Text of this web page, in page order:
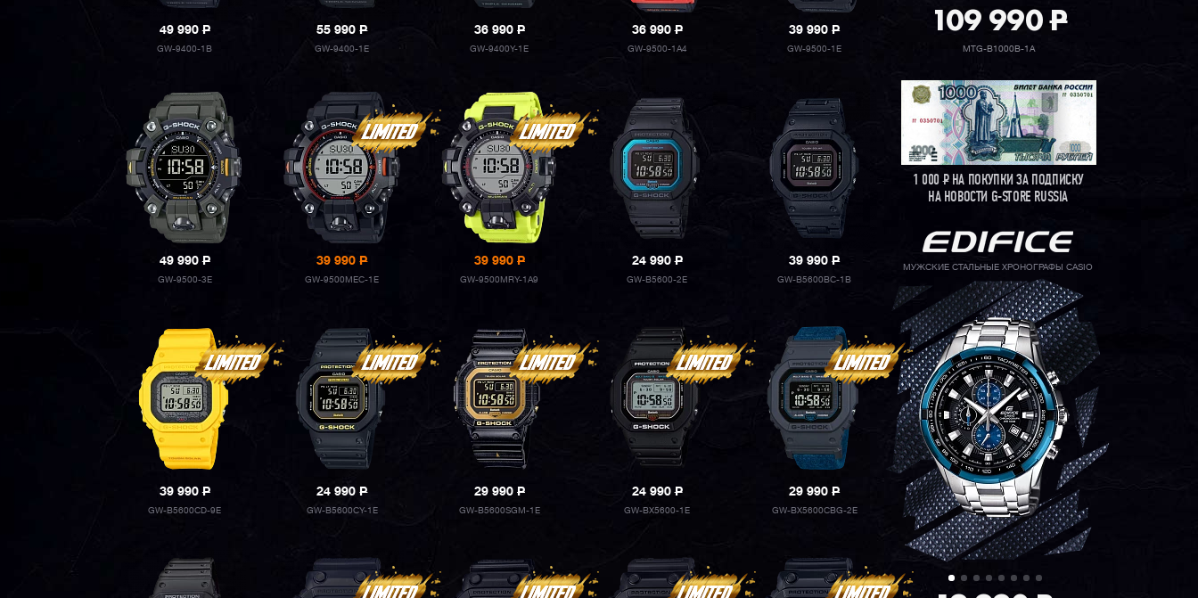
49 990P
GW-9400-1B
55 990P
GW-9400-1E
36 990 P
GW-9400Y-1E
36 990P
GW-9500-1A4
39 990P
GW-9500-1E
49 990P
GW-9500-3E
39 990P
GW-9500MEC-1E
39 990 P
GW-9500MRY-1A9
24 990P
GW-B5600-2E
39 990P
GW-B5600BC-1B
39 990P
GW-B5600CD-9E
24 990P
GW-B5600CY-1E
29 990 P
GW-B5600SGM-1E
24 990P
GW-BX5600-1E
29 990P
GW-BX5600CBG-2E
109 990P
MTG-B1000B-1A
1 000РНА ПОКУПКИ ЗА ПОДПИСКУ
НА НОВОСТИ G-STORE RUSSIA
МУЖСКИЕ СТАЛЬНЫЕ ХРОНОГРАФЫ CASIO